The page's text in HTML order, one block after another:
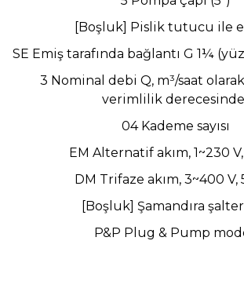
[Boşluk] Pislik tutucu ile
SE Emiş tarafında bağlantı G 1¼
3 Nominal debi Q, m³/saat
verimlilik
04 Kademe sayısı
EM Alternatif akım, 1~230
DM Trifaze akım, 3~400 V,
[Boşluk] Şamandıra
P&P Plug & Pump